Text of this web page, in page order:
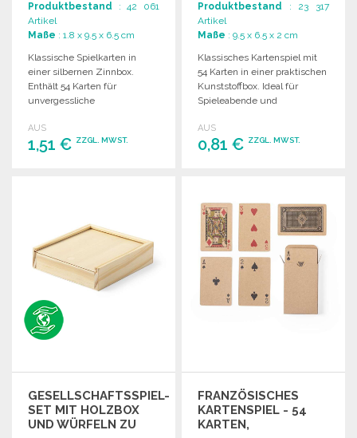
Produktbestand : 42 061
Artikel
Maße : 1.8 x 9.5 x 6.5 cm
Klassische Spielkarten in
einer silbernen Zinnbox.
Enthält 54 Karten für
unvergessliche
AUS
1,51 € ZZGL. MWST.
Produktbestand : 23 317
Artikel
Maße : 9.5 x 6.5 x 2 cm
Klassisches Kartenspiel mit
54 Karten in einer praktischen
Kunststoffbox. Ideal für
Spieleabende und
AUS
0,81 € ZZGL. MWST.
Angebot anfordern
GESELLSCHAFTSSPIEL-
SET MIT HOLZBOX
UND WÜRFELN ZU
FRANZÖSISCHES
KARTENSPIEL - 54
KARTEN,